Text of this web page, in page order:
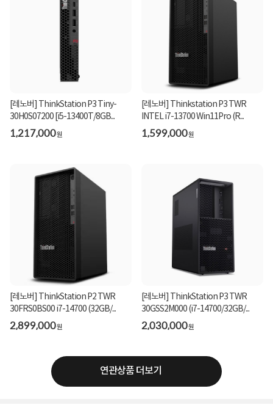
[레노버] ThinkStation P3 Tiny-
30H0S07200 [i5-13400T/8GB...
1,217,000원
[레노버] Thinkstation P3 TWR
INTEL i7-13700 Win11Pro (R...
1,599,000원
[레노버] ThinkStation P2 TWR
30FRS0BS00 i7-14700 (32GB/...
2,899,000원
[레노버] ThinkStation P3 TWR
30GSS2M000 (i7-14700/32GB/...
2,030,000원
연관상품 더보기